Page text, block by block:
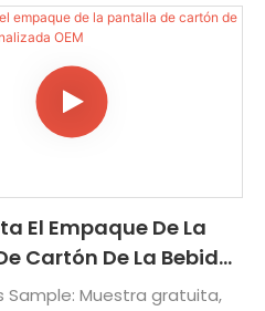
El Empaque De La
Cartón De La Bebida
OEM
Sample: Muestra gratuita,